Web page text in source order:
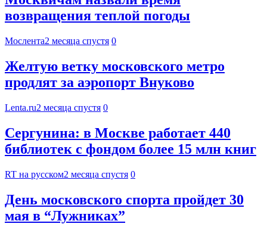
возвращения теплой погоды
Мослента2 месяца спустя 0
Желтую ветку московского метро
продлят за аэропорт Внуково
Lenta.ru2 месяца спустя 0
Сергунина: в Москве работает 440
библиотек с фондом более 15 млн книг
RT на русском2 месяца спустя 0
День московского спорта пройдет 30
мая в “Лужниках”